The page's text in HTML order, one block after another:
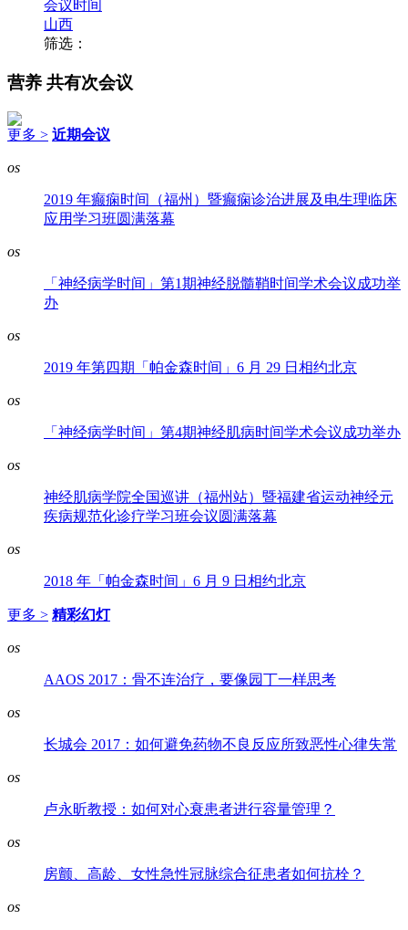
会议时间
山西
筛选：
营养 共有次会议
更多 > 近期会议
os
2019 年癫痫时间（福州）暨癫痫诊治进展及电生理临床
应用学习班圆满落幕
os
「神经病学时间」第1期神经脱髓鞘时间学术会议成功举
办
os
2019 年第四期「帕金森时间」6 月 29 日相约北京
os
「神经病学时间」第4期神经肌病时间学术会议成功举办
os
神经肌病学院全国巡讲（福州站）暨福建省运动神经元
疾病规范化诊疗学习班会议圆满落幕
os
2018 年「帕金森时间」6 月 9 日相约北京
更多 > 精彩幻灯
os
AAOS 2017：骨不连治疗，要像园丁一样思考
os
长城会 2017：如何避免药物不良反应所致恶性心律失常
os
卢永昕教授：如何对心衰患者进行容量管理？
os
房颤、高龄、女性急性冠脉综合征患者如何抗栓？
os